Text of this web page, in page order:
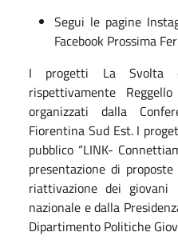
Segui le pagine
Facebook Prossima
I progetti La Svolta
rispettivamente
organizzati dalla
Fiorentina Sud Est. I
pubblico “LINK-
presentazione di
riattivazione dei giovani
nazionale e dalla
Dipartimento Politiche